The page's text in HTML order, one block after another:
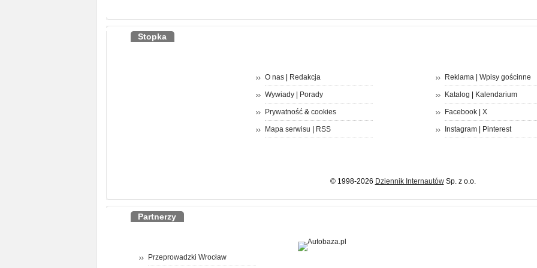
Stopka
O nas| Redakcja
Wywiady| Porady
Prywatność& cookies
Mapa serwisu RSS
Reklama| Wpisy gościnne
Katalog Kalendarium
Facebook| X
Instagram| Pinterest
© 1998-2026 Dziennik InternautówSp. z o.o.
Partnerzy
Przeprowadzki Wrocław